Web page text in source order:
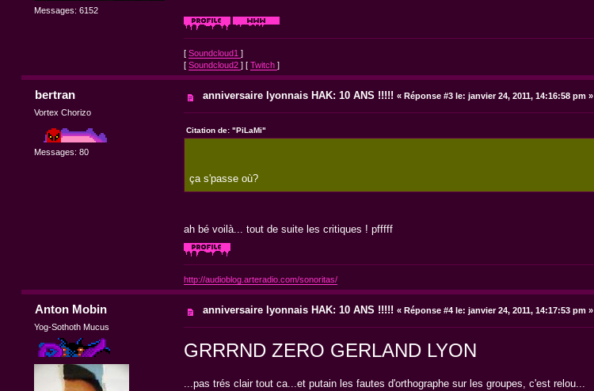
Messages: 6152
[ Soundcloud1 ]
[ Soundcloud2 ] [ Twitch ]
bertran
Vortex Chorizo
Messages: 80
anniversaire lyonnais HAK: 10 ANS !!!!! « Réponse #3 le: janvier 24, 2011, 14:16:58 pm »
Citation de: "PiLaMi"
ça s'passe où?
ah bé voilà... tout de suite les critiques ! pfffff
http://audioblog.arteradio.com/sonoritas/
Anton Mobin
Yog-Sothoth Mucus
anniversaire lyonnais HAK: 10 ANS !!!!! « Réponse #4 le: janvier 24, 2011, 14:17:53 pm »
GRRRND ZERO GERLAND LYON
...pas trés clair tout ca...et putain les fautes d'orthographe sur les groupes, c'est relou...